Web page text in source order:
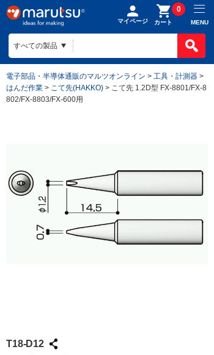
マイページ カート
0
MENU
電子部品・半導体通販のマルツオンライン > 工具・計測器 >
はんだ作業 > こて先(HAKKO) > こて先 1.2D型 FX-8801/FX-8
802/FX-8803/FX-600用
T18-D12